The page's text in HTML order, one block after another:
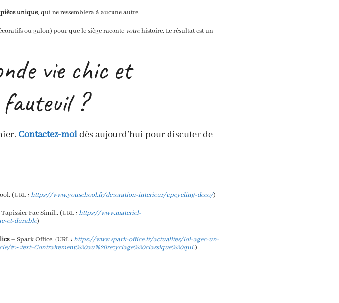
pièce unique, qui ne ressemblera à aucune autre.
ou galon) pour que le siège raconte votrehistoire. Le résultat est un
vie chic et
?
Contactez-moidès aujourd’hui pour discuter de
(URL : https://www.youschool.fr/decoration-interieur/upcycling-deco/)
Fac Simili. (URL : https://www.materiel-
et-durable)
– Spark Office. (URL : https://www.spark-office.fr/actualites/loi-agec-un-
,)